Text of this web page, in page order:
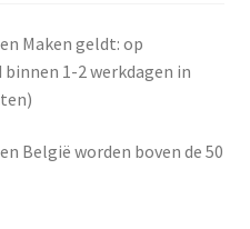
Maken geldt: op
1-2 werkdagen in
België worden boven de 50